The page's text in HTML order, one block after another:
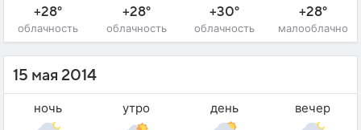
+28°
облачность
+28°
облачность
+30°
облачность
+28°
малооблачно
15 мая 2014
ночь утро день вечер